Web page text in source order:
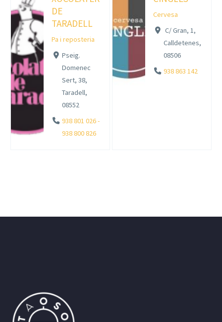
DE
TARADELL
Pa i reposteria
Pseig.
Domenec
Sert, 38,
Taradell,
08552
938 801 026 -
938 800 826
Cervesa
C/ Gran, 1,
Calldetenes,
08506
938 863 142